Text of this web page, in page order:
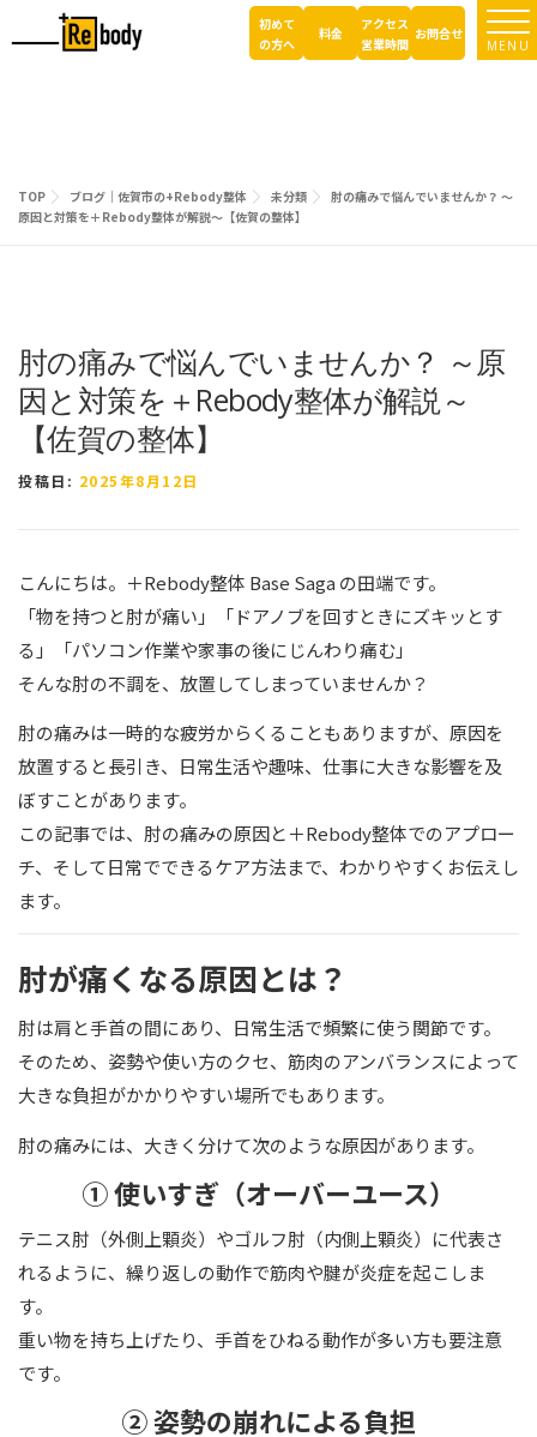
初めて
の方へ
料金
アクセス
営業時間
お問合せ
MENU
TOP ブログ｜佐賀市の+Rebody整体 未分類
肘の痛みで悩んでいませんか？ ～
原因と対策を＋Rebody整体が解説～【佐賀の整体】
肘の痛みで悩んでいませんか？ ～原
因と対策を＋Rebody整体が解説～
【佐賀の整体】
投稿日: 2025年8月12日
こんにちは。＋Rebody整体 Base Saga の田端です。
「物を持つと肘が痛い」「ドアノブを回すときにズキッとす
る」「パソコン作業や家事の後にじんわり痛む」
そんな肘の不調を、放置してしまっていませんか？
肘の痛みは一時的な疲労からくることもありますが、原因を
放置すると長引き、日常生活や趣味、仕事に大きな影響を及
ぼすことがあります。
この記事では、肘の痛みの原因と＋Rebody整体でのアプロー
チ、そして日常でできるケア方法まで、わかりやすくお伝えし
ます。
肘が痛くなる原因とは？
肘は肩と手首の間にあり、日常生活で頻繁に使う関節です。
そのため、姿勢や使い方のクセ、筋肉のアンバランスによって
大きな負担がかかりやすい場所でもあります。
肘の痛みには、大きく分けて次のような原因があります。
① 使いすぎ（オーバーユース）
テニス肘（外側上顆炎）やゴルフ肘（内側上顆炎）に代表さ
れるように、繰り返しの動作で筋肉や腱が炎症を起こしま
す。
重い物を持ち上げたり、手首をひねる動作が多い方も要注意
です。
② 姿勢の崩れによる負担